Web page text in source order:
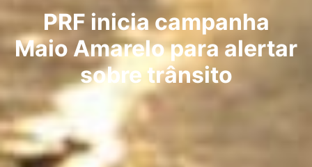
PRF inicia campanha
Maio Amarelo para alertar
sobre trânsito